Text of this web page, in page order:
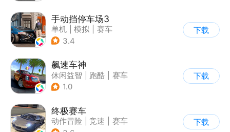
手动挡停车场3
单机 模拟
赛车
| 开放世界
3.4
下载
飙速车神
休闲益智 跑酷
赛车
| 漂移
1.0
下载
终极赛车
动作冒险 竞速
赛车
下载